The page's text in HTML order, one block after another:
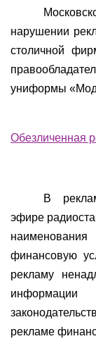
нарушении
столичной
униформы
Обезличенная
В
эфире
финансовую
рекламу
рекламе